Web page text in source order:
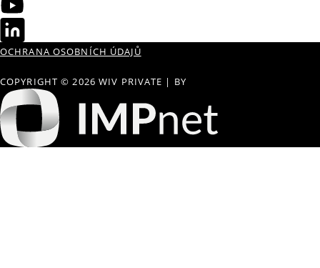
OCHRANA OSOBNÍCH ÚDAJŮ
COPYRIGHT © 2026 WIV PRIVATE | BY